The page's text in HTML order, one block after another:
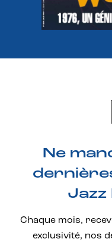
Ne
Jazz
Chaque mois,
exclusivité, nos